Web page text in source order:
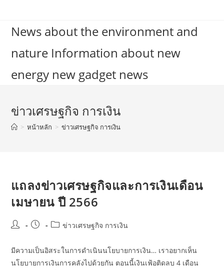
contentNews about the environment and
nature Information about new
energy new gadget news
ข่าวเศรษฐกิจ การเงิน
> หน้าหลัก > ข่าวเศรษฐกิจ การเงิน
แถลงข่าวเศรษฐกิจและการเงินเดือน
เมษายน ปี 2566
Post
Post
Postข่าวเศรษฐกิจ การเงิน
มีความเป็นอิสระในการดำเนินนโยบายการเงิน… เราอยากเห็น
นโยบายการเงินการคลังไปด้วยกัน ตอนนี้เงินเฟ้อติดลบ 4 เดือน